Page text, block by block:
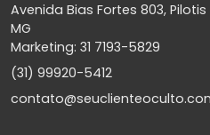
Avenida Bias Fortes 803,
MG
Marketing: 31 7193-5829
(31) 99920-5412